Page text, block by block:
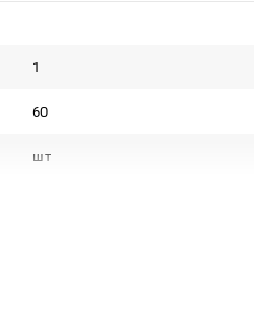
1
60
шт